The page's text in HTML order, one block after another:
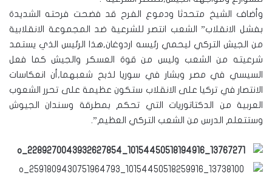
وأضاف الشيخ متحدثا ودموع الفرح قد فضحت فرحته الشديدة
بفشل الانقلاب” الشعب انتصر للشرعية ضد المجموعة الانقلابية
من الجيش التركي ليحمي رئيسه اردوغان,هذا الرئيس الذي يستمد
شرعيته من الشعب وليس من قوة العسكر والجيش كما فعل
السيسي في مصر وبشار في سوريا لذبح شعبهما,أن انعكاسات
الانتصار في تركيا على الانقلاب ستكون عظيمة على تحرر الشعوب
العربية من الدكتاتوريات التي تحكم بمطرقة وسندان الجيوش
وستتعلم الدرس من الشعب التركي العظيم”.